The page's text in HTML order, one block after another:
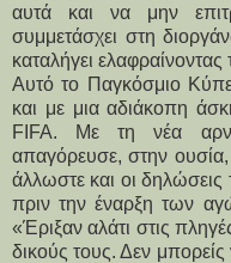
αυτά και να μην
συμμετάσχει στη
καταλήγει
Αυτό το Παγκόσμιο
και με μια αδιάκοπη
FIFA. Με τη νέα
απαγόρευσε, στην
άλλωστε και οι δηλώσεις
πριν την έναρξη των
«Έριξαν αλάτι στις
δικούς τους. Δεν μπορείς